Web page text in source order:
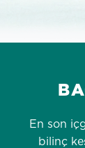
En son
bilinç